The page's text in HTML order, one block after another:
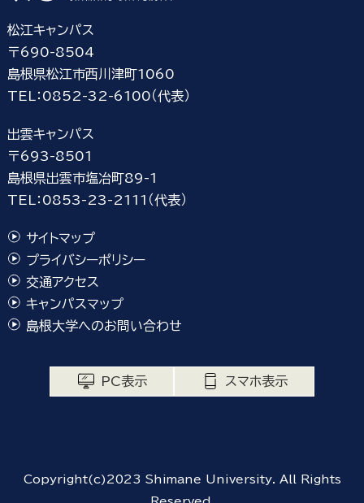
松江キャンパス
〒690-8504
島根県松江市西川津町1060
TEL：0852-32-6100（代表）
出雲キャンパス
〒693-8501
島根県出雲市塩冶町89-1
TEL：0853-23-2111（代表）
サイトマップ
プライバシーポリシー
交通アクセス
キャンパスマップ
島根大学へのお問い合わせ
PC表示 スマホ表示
Copyright(c)2023 Shimane University. All Rights